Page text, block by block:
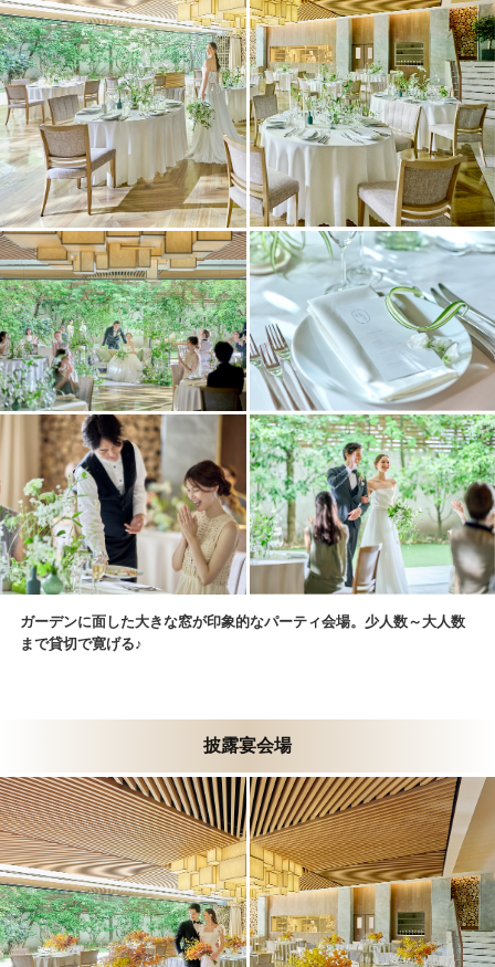
ガーデンに面した大きな窓が印象的なパーティ会場。少人数～大人数
まで貸切で寛げる♪
披露宴会場